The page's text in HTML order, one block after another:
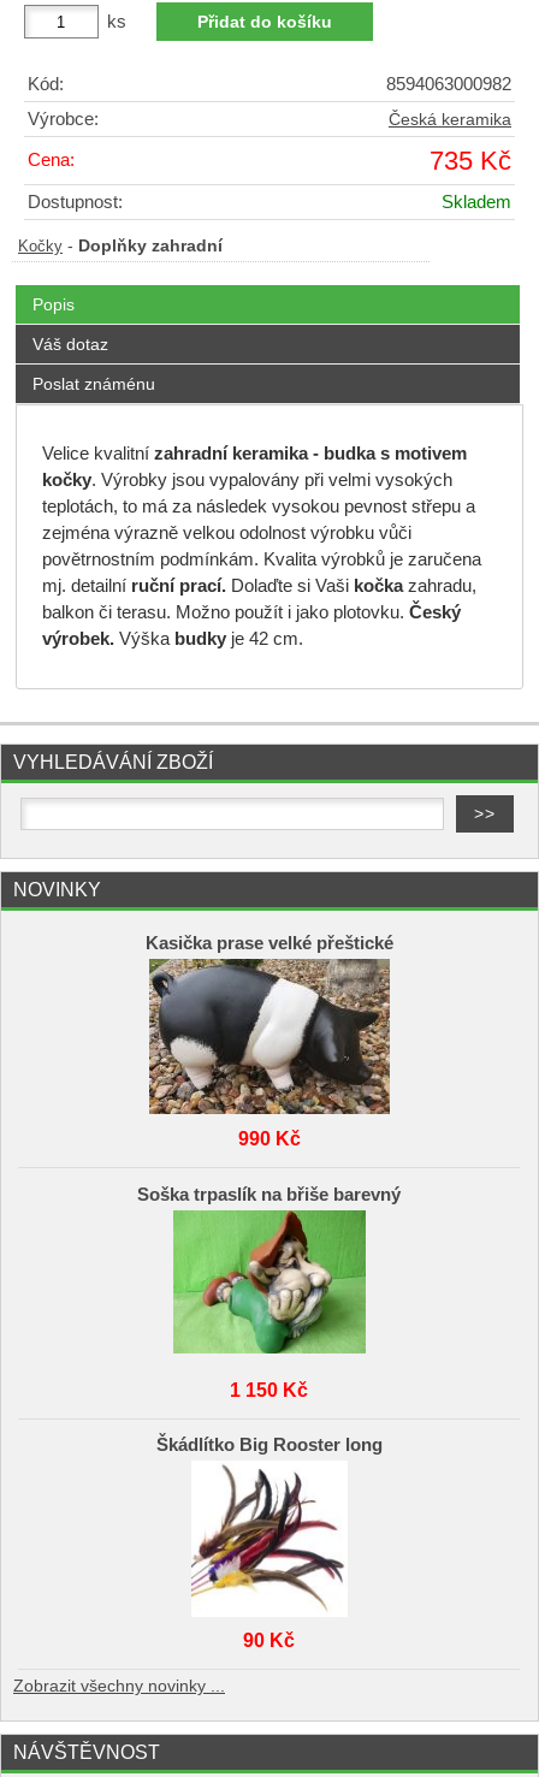
ks
Kód:
8594063000982
Výrobce:
Česká keramika
Cena: 735 Kč
Dostupnost: Skladem
Kočky - Doplňky zahradní
Popis
Váš dotaz
Poslat známénu
Velice kvalitní zahradní keramika - budka s motivem
kočky. Výrobky jsou vypalovány při velmi vysokých
teplotách, to má za následek vysokou pevnost střepu a
zejména výrazně velkou odolnost výrobku vůči
povětrnostním podmínkám. Kvalita výrobků je zaručena
mj. detailní ruční prací.Dolaďte si Vaši kočkazahradu,
balkon či terasu. Možno použít i jako plotovku. Český
výrobek. Výška budkyje 42 cm.
VYHLEDÁVÁNÍ ZBOŽÍ
NOVINKY
Kasička prase velké přeštické
990 Kč
Soška trpaslík na břiše barevný
1 150 Kč
Škádlítko Big Rooster long
90 Kč
Zobrazit všechny novinky ...
NÁVŠTĚVNOST